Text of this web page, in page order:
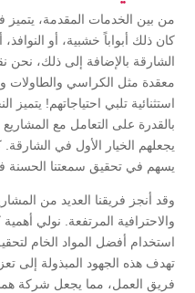
من بين الخدمات المقدمة، يتميز
كان ذلك أبواباً خشبية، أو
الشارقة بالإضافة إلى ذلك، نحن
معقدة مثل الكراسي والطاولات
استثنائية تلبي احتياجاتهم!
بالقدرة على التعامل مع
يجعلهم الخيار الأول في الشارقة.
يسهم في تحقيق سمعتنا الحسنة
وقد أنجز فريقنا العديد من
والاحترافية المرتفعة. نولي
استخدام أفضل المواد الخام
تهدف هذه الجهود المبذولة إلى
فريق العمل، مما يجعل شركة